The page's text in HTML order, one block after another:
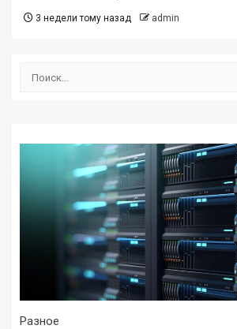
3 недели тому назад admin
Найти:
Разное